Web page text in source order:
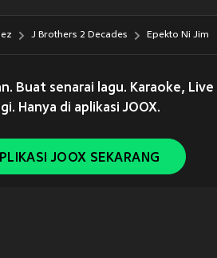
J Brothers 2 Decades Epekto Ni Jim
Buat senarai lagu. Karaoke, Live
Hanya di aplikasi JOOX.
JOOX SEKARANG